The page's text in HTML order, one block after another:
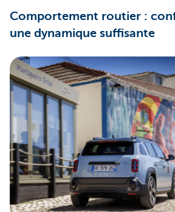
Comportement routier :
une dynamique suffisante